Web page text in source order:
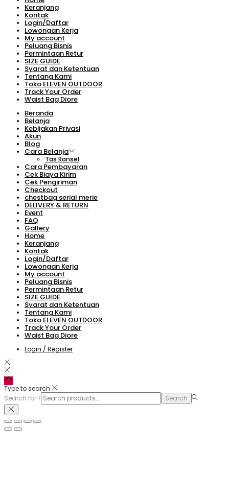
Keranjang
Kontak
Login/Daftar
Lowongan Kerja
My account
Peluang Bisnis
Permintaan Retur
SIZE GUIDE
Syarat dan Ketentuan
Tentang Kami
Toko ELEVEN OUTDOOR
Track Your Order
Waist Bag Diore
Beranda
Belanja
Kebijakan Privasi
Akun
Blog
Cara Belanja
Tas Ransel
Cara Pembayaran
Cek Biaya Kirim
Cek Pengiriman
Checkout
chestbag serial merie
DELIVERY & RETURN
Event
FAQ
Gallery
Home
Keranjang
Kontak
Login/Daftar
Lowongan Kerja
My account
Peluang Bisnis
Permintaan Retur
SIZE GUIDE
Syarat dan Ketentuan
Tentang Kami
Toko ELEVEN OUTDOOR
Track Your Order
Waist Bag Diore
Login / Register
Type to search
Search for:>
Search